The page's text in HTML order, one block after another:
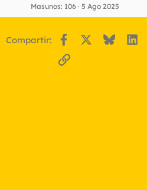
Masunos 106 5 Ago 2025
Compartir: Facebook Bluesky
Enlace